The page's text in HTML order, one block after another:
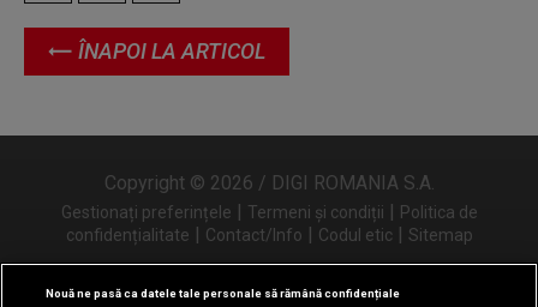
ÎNAPOI LA ARTICOL
Copyright © 2026 / DIGI ROMANIA S.A.
Gestionați preferințele | Termeni și condiții | Politica de
confidențialitate | Contact/Info | Codul etic | Sitemap
Nouă ne pasă ca datele tale personale să rămână confidențiale